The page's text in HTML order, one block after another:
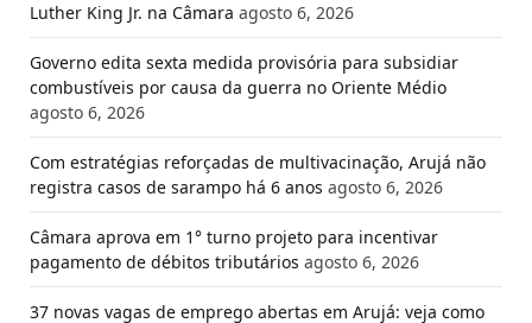
Luther King Jr. na Câmara agosto 6, 2026
Governo edita sexta medida provisória para subsidiar
combustíveis por causa da guerra no Oriente Médio
agosto 6, 2026
Com estratégias reforçadas de multivacinação, Arujá não
registra casos de sarampo há 6 anos agosto 6, 2026
Câmara aprova em 1° turno projeto para incentivar
pagamento de débitos tributários agosto 6, 2026
37 novas vagas de emprego abertas em Arujá: veja como